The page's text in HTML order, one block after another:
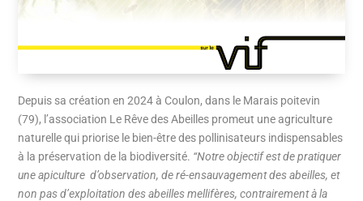
Depuis sa création en 2024 à Coulon, dans le Marais poitevin
(79), l’association Le Rêve des Abeilles promeut une agriculture
naturelle qui priorise le bien-être des pollinisateurs indispensables
à la préservation de la biodiversité. “Notre objectif est de pratiquer
une apiculture d’observation, de ré-ensauvagement des abeilles, et
non pas d’exploitation des abeilles mellifères, contrairement à la